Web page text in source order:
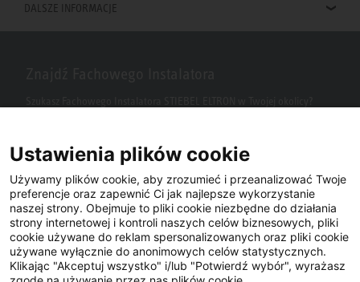
DALSZE INFORMACJE
Facebook YouTube LinkedIn
Ustawienia plików cookie
Używamy plików cookie, aby zrozumieć i przeanalizować Twoje
preferencje oraz zapewnić Ci jak najlepsze wykorzystanie
naszej strony. Obejmuje to pliki cookie niezbędne do działania
strony internetowej i kontroli naszych celów biznesowych, pliki
cookie używane do reklam spersonalizowanych oraz pliki cookie
używane wyłącznie do anonimowych celów statystycznych.
Klikając "Akceptuj wszystko" i/lub "Potwierdź wybór", wyrażasz